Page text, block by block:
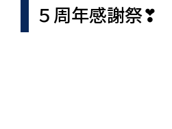
５周年感謝祭❣